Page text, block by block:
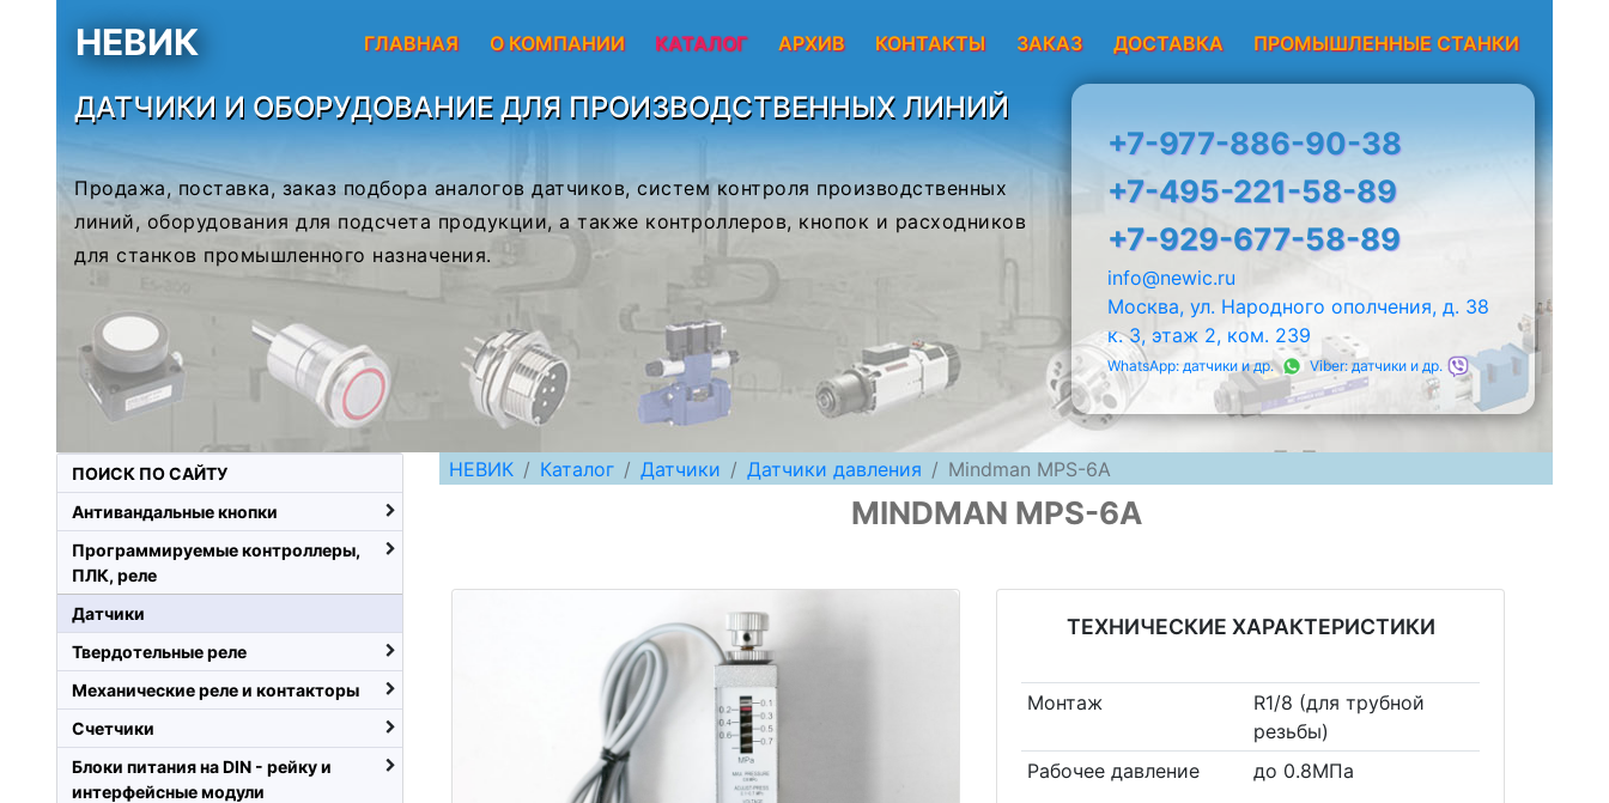
НЕВИК ГЛАВНАЯ О КОМПАНИИ КАТАЛОГ АРХИВ КОНТАКТЫ ЗАКАЗ ДОСТАВКА ПРОМЫШЛЕННЫЕ СТАНКИ
ДАТЧИКИ И ОБОРУДОВАНИЕ ДЛЯ ПРОИЗВОДСТВЕННЫХ ЛИНИЙ
Продажа, поставка, заказ подбора аналогов датчиков, систем контроля производственных
линий, оборудования для подсчета продукции, а также контроллеров, кнопок и расходников
для станков промышленного назначения.
+7-977-886-90-38
+7-495-221-58-89
+7-929-677-58-89
info@newic.ru
Москва, ул. Народного ополчения, д. 38
к. 3, этаж 2, ком. 239
WhatsApp: датчики и др. Viber: датчики и др.
НЕВИК Каталог Датчики Датчики давления Mindman MPS-6A
MINDMAN MPS-6A
ТЕХНИЧЕСКИЕ ХАРАКТЕРИСТИКИ
Монтаж
R1/8 (для трубной
резьбы)
Рабочее давление
до 0.8МПа
ПОИСК ПО САЙТУ
Антивандальные кнопки
Программируемые контроллеры,
ПЛК, реле
Датчики
Твердотельные реле
Механические реле и контакторы
Счетчики
Блоки питания на DIN - рейку и
интерфейсные модули